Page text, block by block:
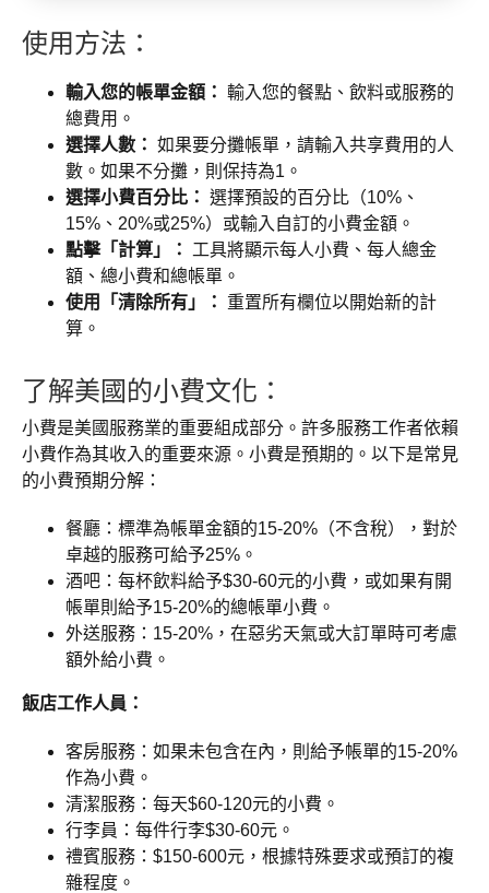
使用方法：
輸入您的帳單金額： 輸入您的餐點、飲料或服務的
總費用。
選擇人數： 如果要分攤帳單，請輸入共享費用的人
數。如果不分攤，則保持為1。
選擇小費百分比： 選擇預設的百分比（10%、
15%、20%或25%）或輸入自訂的小費金額。
點擊「計算」：
工具將顯示每人小費、每人總金
額、總小費和總帳單。
使用「清除所有」：
重置所有欄位以開始新的計
算。
了解美國的小費文化：
小費是美國服務業的重要組成部分。許多服務工作者依賴
小費作為其收入的重要來源。小費是預期的。以下是常見
的小費預期分解：
餐廳：標準為帳單金額的15-20%（不含稅），對於
卓越的服務可給予25%。
酒吧：每杯飲料給予$30-60元的小費，或如果有開
帳單則給予15-20%的總帳單小費。
外送服務：15-20%，在惡劣天氣或大訂單時可考慮
額外給小費。
飯店工作人員：
客房服務：如果未包含在內，則給予帳單的15-20%
作為小費。
清潔服務：每天$60-120元的小費。
行李員：每件行李$30-60元。
禮賓服務：$150-600元，根據特殊要求或預訂的複
雜程度。